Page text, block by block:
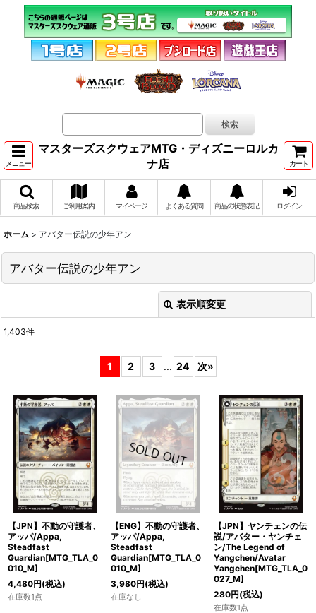
メニュー
マスターズスクウェアMTG・ディズニーロルカ
ナ店
カート
商品検索 ご利用案内 マイページ よくある質問 商品の状態表記 ログイン
ホーム > アバター伝説の少年アン
アバター伝説の少年アン
表示順変更
サブカテゴリ
表示数:
在庫あり
並び順:
絞り込む
1,403件
1 2 3 ... 24 次»
【JPN】不動の守護者、
アッパ/Appa,
Steadfast
Guardian[MTG_TLA_0
010_M]
4,480円(税込)
在庫数1点
【ENG】不動の守護者、
アッパ/Appa,
Steadfast
Guardian[MTG_TLA_0
010_M]
3,980円(税込)
在庫なし
【JPN】ヤンチェンの伝
説/アバター・ヤンチェ
ン/The Legend of
Yangchen/Avatar
Yangchen[MTG_TLA_0
027_M]
280円(税込)
在庫数1点